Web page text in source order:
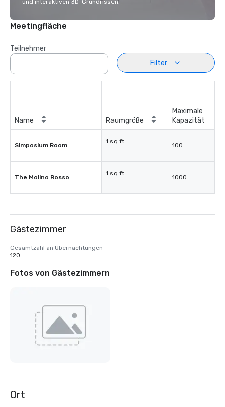
und interaktiven 3D-Grundrissen.
Meetingfläche
Teilnehmer
Filter
Name Raumgröße
Maximale
Kapazität
Simposium Room
1 sq ft
-
100
The Molino Rosso
1 sq ft
-
1000
Gästezimmer
Gesamtzahl an Übernachtungen
120
Fotos von Gästezimmern
Ort